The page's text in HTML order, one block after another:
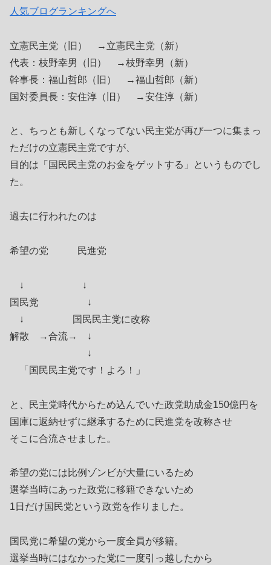
人気ブログランキングへ
立憲民主党（旧） →立憲民主党（新）
代表：枝野幸男（旧） →枝野幸男（新）
幹事長：福山哲郎（旧） →福山哲郎（新）
国対委員長：安住淳（旧） →安住淳（新）
と、ちっとも新しくなってない民主党が再び一つに集まっ
ただけの立憲民主党ですが、
目的は「国民民主党のお金をゲットする」というものでし
た。
過去に行われたのは
希望の党 民進党
↓ ↓
国民党 ↓
↓ 国民民主党に改称
解散 →合流→ ↓
↓
「国民民主党です！よろ！」
と、民主党時代からため込んでいた政党助成金150億円を
国庫に返納せずに継承するために民進党を改称させ
そこに合流させました。
希望の党には比例ゾンビが大量にいるため
選挙当時にあった政党に移籍できないため
1日だけ国民党という政党を作りました。
国民党に希望の党から一度全員が移籍。
選挙当時にはなかった党に一度引っ越したから